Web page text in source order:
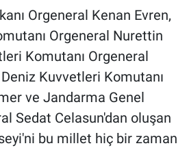
Orgeneral Kenan Evren,
Orgeneral Nurettin
Komutanı Orgeneral
Kuvvetleri Komutanı
ve Jandarma Genel
Sedat Celasun'dan oluşan
bu millet hiç bir zaman